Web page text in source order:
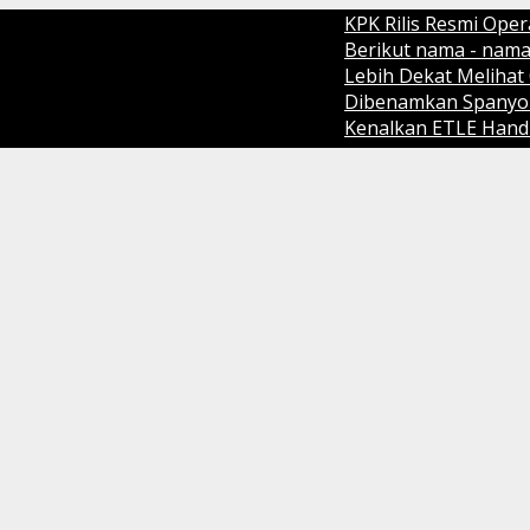
KPK Rilis Resmi Operasi
Berikut nama - nama
Lebih Dekat Melihat Cara
Dibenamkan Spanyol 1-0,
Kenalkan ETLE Handheld